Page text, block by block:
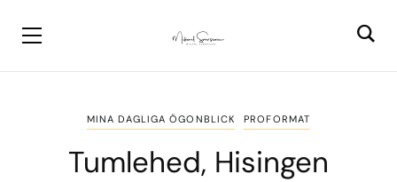
MINA DAGLIGA ÖGONBLICK PROFORMAT
Tumlehed, Hisingen